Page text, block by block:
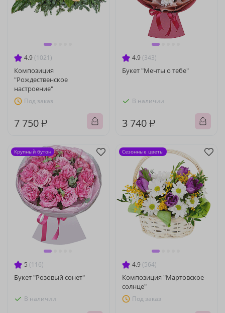
4.9 (1021)
Композиция
"Рождественское
настроение"
Под заказ
7 750 ₽
4.9 (343)
Букет "Мечты о тебе"
В наличии
3 740 ₽
5 (116)
Букет "Розовый сонет"
В наличии
Крупный бутон
4.9 (564)
Композиция "Мартовское
солнце"
Под заказ
Сезонные цветы